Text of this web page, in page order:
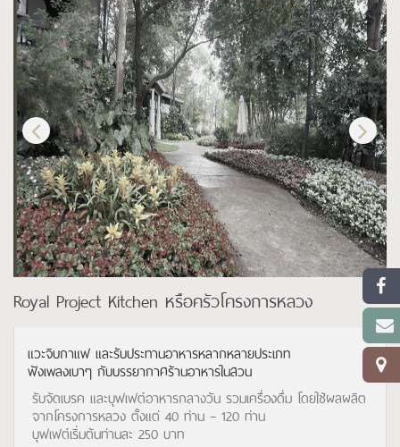
Royal Project Kitchen หรือครัวโครงการหลวง
แวะจิบกาแฟ และรับประทานอาหารหลากหลายประเภท
ฟังเพลงเบาๆ กับบรรยากาศร้านอาหารในสวน
รับจัดเบรค และบุฟเฟต์อาหารกลางวัน รวมเครื่องดื่ม โดยใช้ผลผลิต
จากโครงการหลวง ตั้งแต่ 40 ท่าน – 120 ท่าน
บุฟเฟต์เริ่มต้นท่านละ 250 บาท